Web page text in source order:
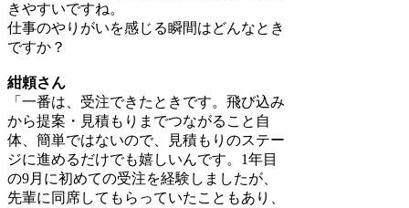
きやすいですね。
仕事のやりがいを感じる瞬間はどんなとき
ですか？
紺頼さん
「一番は、受注できたときです。飛び込み
から提案・見積もりまでつながること自
体、簡単ではないので、見積もりのステー
ジに進めるだけでも嬉しいんです。1年目
の9月に初めての受注を経験しましたが、
先輩に同席してもらっていたこともあり、